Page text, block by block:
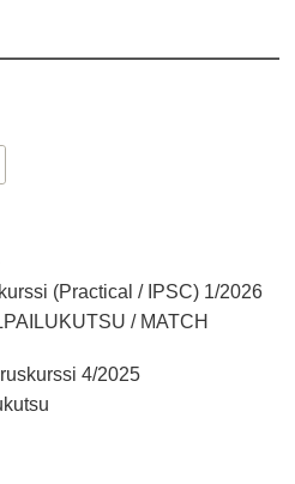
(Practical / IPSC) 1/2026
/ MATCH
4/2025